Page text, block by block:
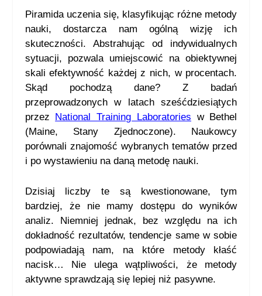
Piramida uczenia się, klasyfikując różne metody
nauki, dostarcza nam ogólną wizję ich
skuteczności. Abstrahując od indywidualnych
sytuacji, pozwala umiejscowić na obiektywnej
skali efektywność każdej z nich, w procentach.
Skąd pochodzą dane? Z badań
przeprowadzonych w latach sześćdziesiątych
przez National Training Laboratories w Bethel
(Maine, Stany Zjednoczone). Naukowcy
porównali znajomość wybranych tematów przed
i po wystawieniu na daną metodę nauki.
Dzisiaj liczby te są kwestionowane, tym
bardziej, że nie mamy dostępu do wyników
analiz. Niemniej jednak, bez względu na ich
dokładność rezultatów, tendencje same w sobie
podpowiadają nam, na które metody kłaść
nacisk… Nie ulega wątpliwości, że metody
aktywne sprawdzają się lepiej niż pasywne.